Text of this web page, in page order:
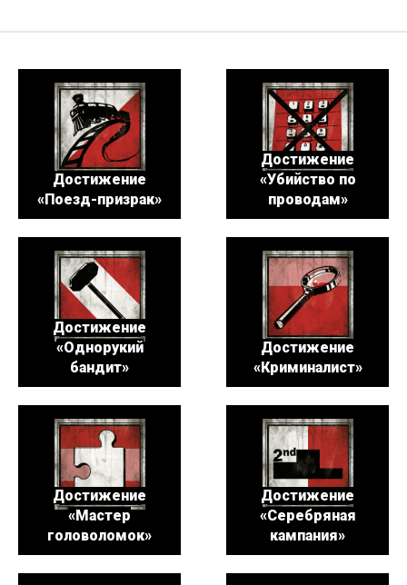
Достижение
«Поезд-призрак»
Достижение
«Убийство по
проводам»
Достижение
«Однорукий
бандит»
Достижение
«Криминалист»
Достижение
«Мастер
головоломок»
Достижение
«Серебряная
кампания»